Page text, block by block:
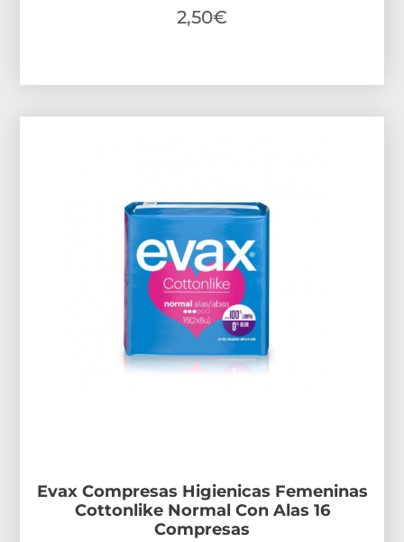
2,50€
Evax Compresas Higienicas Femeninas
Cottonlike Normal Con Alas 16
Compresas